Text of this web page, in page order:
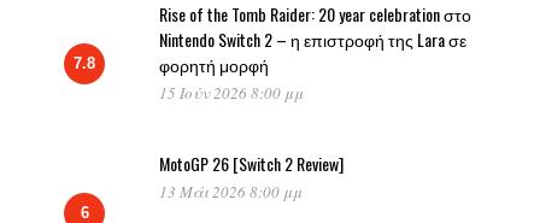
7.8
Rise of the Tomb Raider: 20 year celebration στο
Nintendo Switch 2 – η επιστροφή της Lara σε
φορητή μορφή
15 Ιούν 2026 8:00 μμ
6
MotoGP 26 [Switch 2 Review]
13 Μάι 2026 8:00 μμ